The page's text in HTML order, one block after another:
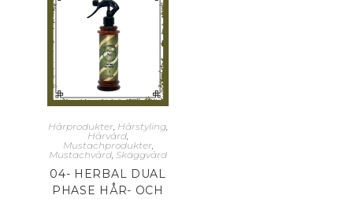
Hårprodukter, Hårstyling,
Hårvård,
Mustachprodukter,
Mustachvård, Skäggvård
04- HERBAL DUAL
PHASE HÅR- OCH